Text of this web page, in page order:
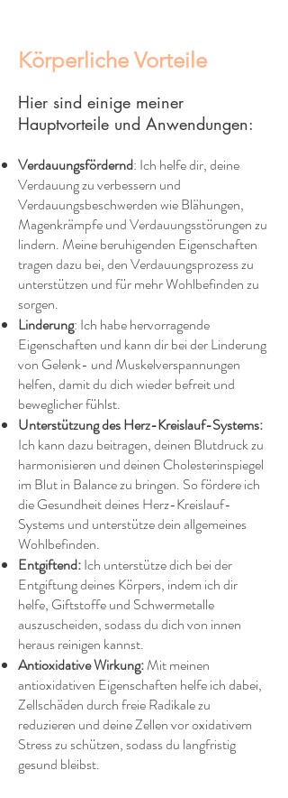
Körperliche Vorteile
Hier sind einige meiner
Hauptvorteile und Anwendungen:
Verdauungsfördernd: Ich helfe dir, deine
Verdauung zu verbessern und
Verdauungsbeschwerden wie Blähungen,
Magenkrämpfe und Verdauungsstörungen zu
lindern. Meine beruhigenden Eigenschaften
tragen dazu bei, den Verdauungsprozess zu
unterstützen und für mehr Wohlbefinden zu
sorgen.
Linderung: Ich habe hervorragende
Eigenschaften und kann dir bei der Linderung
von Gelenk- und Muskelverspannungen
helfen, damit du dich wieder befreit und
beweglicher fühlst.
Unterstützung des Herz-Kreislauf-Systems:
Ich kann dazu beitragen, deinen Blutdruck zu
harmonisieren und deinen Cholesterinspiegel
im Blut in Balance zu bringen. So fördere ich
die Gesundheit deines Herz-Kreislauf-
Systems und unterstütze dein allgemeines
Wohlbefinden.
Entgiftend:Ich unterstütze dich bei der
Entgiftung deines Körpers, indem ich dir
helfe, Giftstoffe und Schwermetalle
auszuscheiden, sodass du dich von innen
heraus reinigen kannst.
Antioxidative Wirkung:Mit meinen
antioxidativen Eigenschaften helfe ich dabei,
Zellschäden durch freie Radikale zu
reduzieren und deine Zellen vor oxidativem
Stress zu schützen, sodass du langfristig
gesund bleibst.